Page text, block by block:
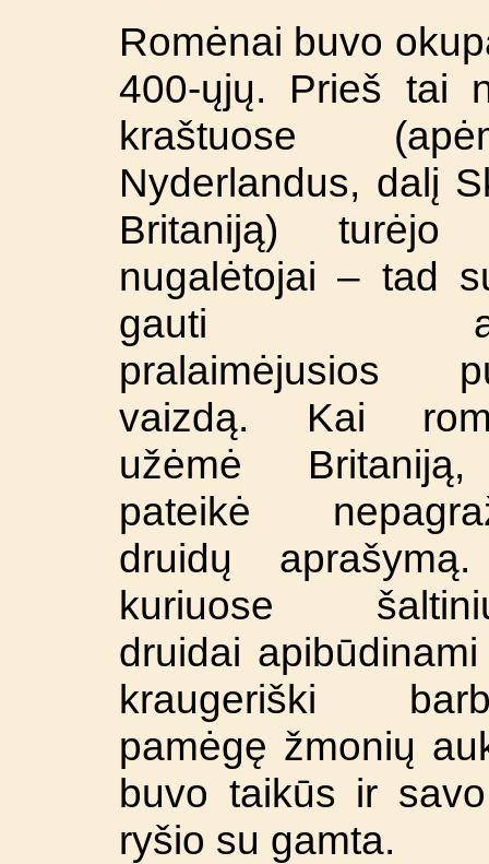
Romėnai buvo
400-ųjų. Prieš tai
kraštuose
Nyderlandus, dalį
Britaniją)
nugalėtojai – tad
gauti
pralaimėjusios
vaizdą. Kai
užėmė
pateikė
druidų
kuriuose
druidai
kraugeriški
pamėgę žmonių
buvo taikūs ir
ryšio su gamta.